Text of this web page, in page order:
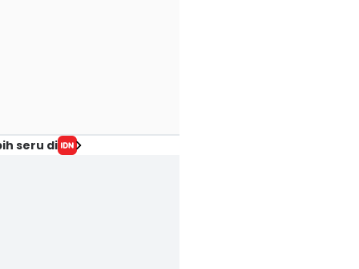
seru di